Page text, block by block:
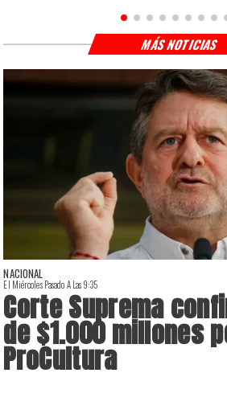
NACIONAL
El Miércoles Pasado A Las 9:35
Corte Suprema
de $1.000 millones
ProCultura
MÁS NOTICIAS